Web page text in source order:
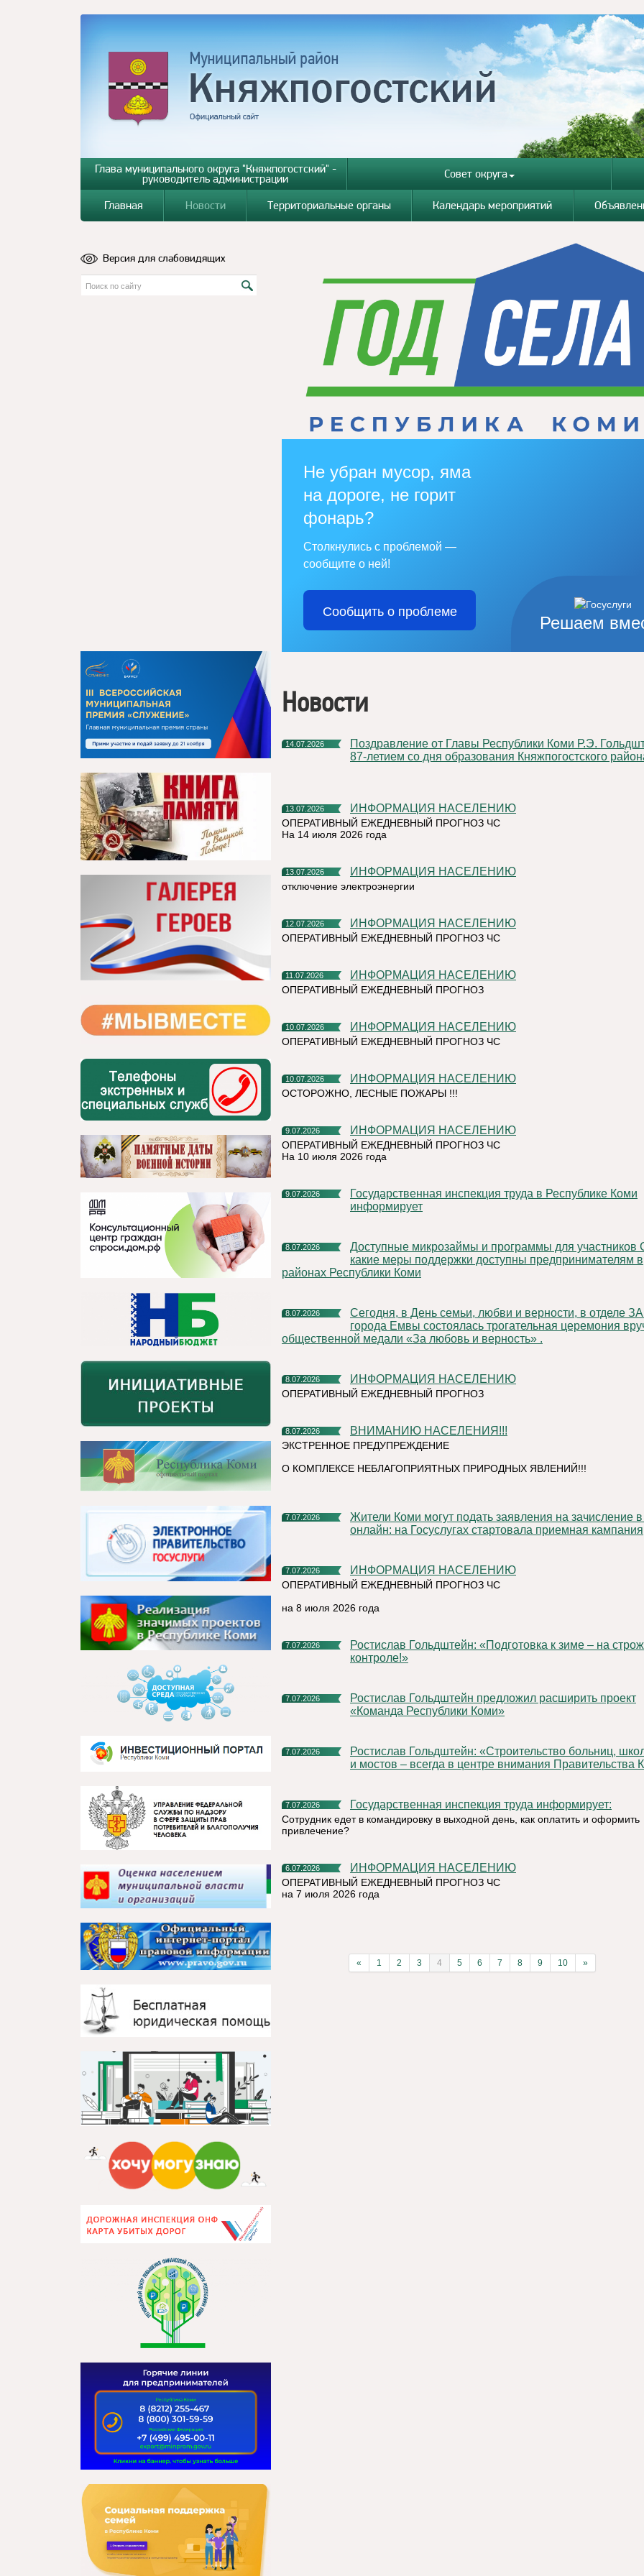
Глава муниципального округа "Княжпогостский" -
руководитель администрации Совет округа
Главная Новости Территориальные органы Календарь мероприятий
Версия для слабовидящих
Решаем
Не убран мусор, яма
на дороге, не горит
фонарь?
Столкнулись с проблемой —
сообщите о ней!
Сообщить о проблеме
Новости
14.07.2026
Поздравление от Главы Республики Коми Р.Э. Гольдштейна с
87-летием со дня образования Княжпогостского
13.07.2026 ИНФОРМАЦИЯ НАСЕЛЕНИЮ
ОПЕРАТИВНЫЙ ЕЖЕДНЕВНЫЙ ПРОГНОЗ ЧС
На 14 июля 2026 года
13.07.2026 ИНФОРМАЦИЯ НАСЕЛЕНИЮ
отключение электроэнергии
12.07.2026 ИНФОРМАЦИЯ НАСЕЛЕНИЮ
ОПЕРАТИВНЫЙ ЕЖЕДНЕВНЫЙ ПРОГНОЗ ЧС
11.07.2026 ИНФОРМАЦИЯ НАСЕЛЕНИЮ
ОПЕРАТИВНЫЙ ЕЖЕДНЕВНЫЙ ПРОГНОЗ
10.07.2026 ИНФОРМАЦИЯ НАСЕЛЕНИЮ
ОПЕРАТИВНЫЙ ЕЖЕДНЕВНЫЙ ПРОГНОЗ ЧС
10.07.2026 ИНФОРМАЦИЯ НАСЕЛЕНИЮ
ОСТОРОЖНО, ЛЕСНЫЕ ПОЖАРЫ !!!
9.07.2026 ИНФОРМАЦИЯ НАСЕЛЕНИЮ
ОПЕРАТИВНЫЙ ЕЖЕДНЕВНЫЙ ПРОГНОЗ ЧС
На 10 июля 2026 года
9.07.2026
Государственная инспекция труда в Республике Коми
информирует
8.07.2026
Доступные микрозаймы и программы для участников СВО:
какие меры поддержки доступны предпринимателям в
районах Республики Коми
8.07.2026
Сегодня, в День семьи, любви и верности, в отделе ЗАГС
города Емвы состоялась трогательная церемония
общественной медали «За любовь и верность» .
8.07.2026 ИНФОРМАЦИЯ НАСЕЛЕНИЮ
ОПЕРАТИВНЫЙ ЕЖЕДНЕВНЫЙ ПРОГНОЗ
8.07.2026 ВНИМАНИЮ НАСЕЛЕНИЯ!!!
ЭКСТРЕННОЕ ПРЕДУПРЕЖДЕНИЕ
О КОМПЛЕКСЕ НЕБЛАГОПРИЯТНЫХ ПРИРОДНЫХ ЯВЛЕНИЙ!!!
7.07.2026
Жители Коми могут подать заявления на зачисление в ВУЗы
онлайн: на Госуслугах стартовала приемная кампания
7.07.2026 ИНФОРМАЦИЯ НАСЕЛЕНИЮ
ОПЕРАТИВНЫЙ ЕЖЕДНЕВНЫЙ ПРОГНОЗ ЧС
на 8 июля 2026 года
7.07.2026
Ростислав Гольдштейн: «Подготовка к зиме – на строжайшем
контроле!»
7.07.2026
Ростислав Гольдштейн предложил расширить проект
«Команда Республики Коми»
7.07.2026
Ростислав Гольдштейн: «Строительство больниц, школ, дорог
и мостов – всегда в центре внимания Правительства
7.07.2026 Государственная инспекция труда информирует:
Сотрудник едет в командировку в выходной день, как оплатить и оформить
привлечение?
6.07.2026 ИНФОРМАЦИЯ НАСЕЛЕНИЮ
ОПЕРАТИВНЫЙ ЕЖЕДНЕВНЫЙ ПРОГНОЗ ЧС
на 7 июля 2026 года
« 1 2 3 4 5 6 7 8 9 10 »